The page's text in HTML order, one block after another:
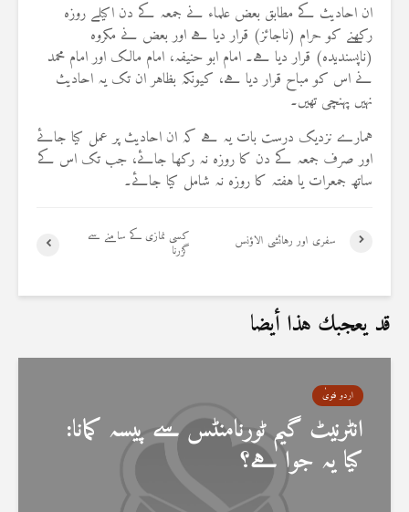
ان احادیث کے مطابق بعض علماء نے جمعہ کے دن اکیلے روزہ
رکھنے کو حرام (ناجائز) قرار دیا ہے اور بعض نے مکروہ
(ناپسندیدہ) قرار دیا ہے۔ امام ابو حنیفہ، امام مالک اور امام محمد
نے اس کو مباح قرار دیا ہے، کیونکہ بظاہر ان تک یہ احادیث
نہیں پہنچی تھیں۔
ہمارے نزدیک درست بات یہ ہے کہ ان احادیث پر عمل کیا جائے
اور صرف جمعہ کے دن کا روزہ نہ رکھا جائے، جب تک اس کے
ساتھ جمعرات یا ہفتہ کا روزہ نہ شامل کیا جائے۔
کسی نمازی کے سامنے سے
گزرنا
سفری اور رہائشی الاؤنس
قد يعجبك هذا أيضا
اردو فتویٰ
انٹرنیٹ گیم ٹورنامنٹس سے پیسہ کمانا:
کیا یہ جوا ہے؟